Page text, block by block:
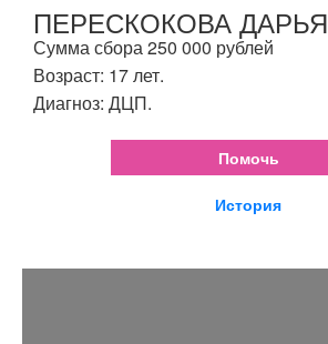
ПЕРЕСКОКОВА ДАРЬЯ
Сумма сбора 250 000 рублей
Возраст: 17 лет.
Диагноз: ДЦП.
Помочь
История